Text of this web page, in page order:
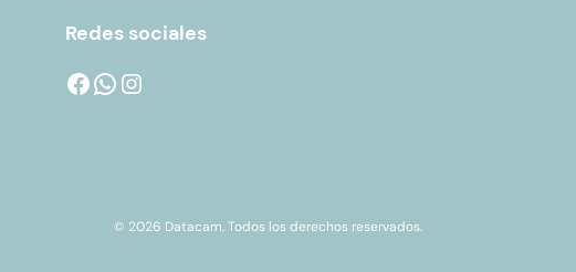
Redes sociales
© 2026 Datacam. Todos los derechos reservados.